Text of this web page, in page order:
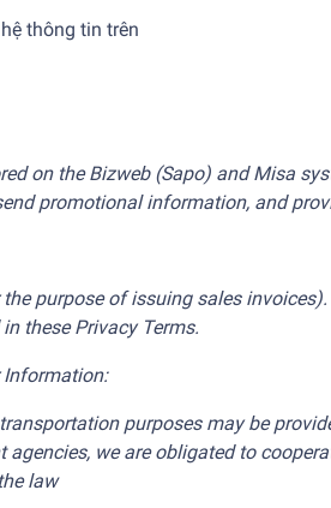
thông tin trên
on the Bizweb (Sapo) and Misa
promotional information, and
purpose of issuing sales
these Privacy Terms.
Information:
purposes may be
we are obligated to
law